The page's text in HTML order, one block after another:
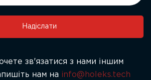
Надіслати
зв'язатися з нами іншим
нам на info@holeks.tech